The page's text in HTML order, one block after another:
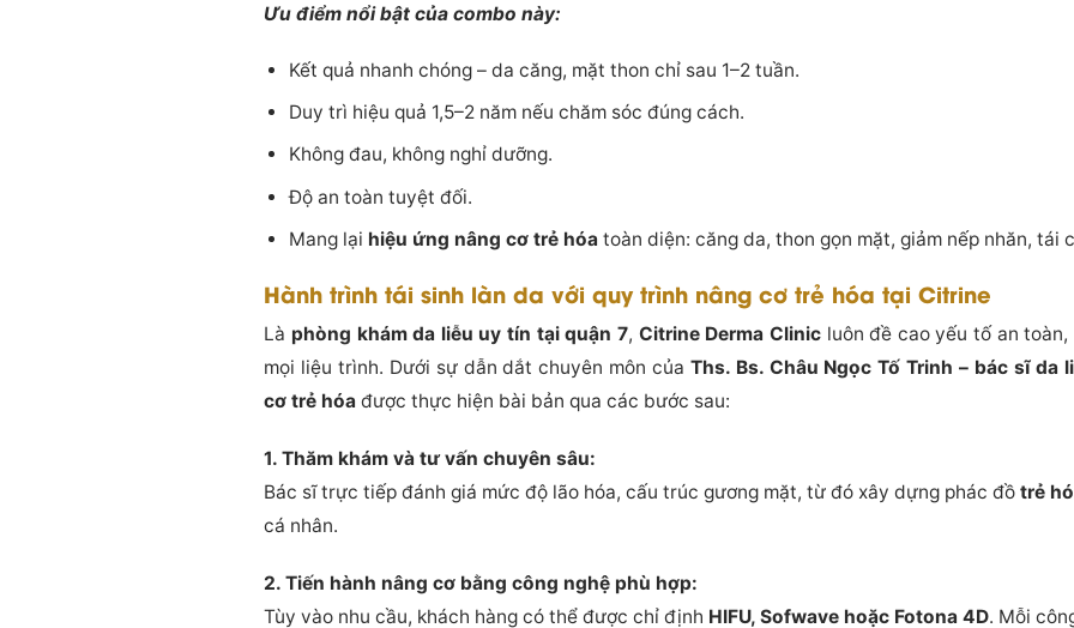
Ưu điểm nổi bật của combo này:
Kết quả nhanh chóng – da căng, mặt thon chỉ sau 1–2 tuần.
Duy trì hiệu quả 1,5–2 năm nếu chăm sóc đúng cách.
Không đau, không nghỉ dưỡng.
Độ an toàn tuyệt đối.
Mang lại hiệu ứng nâng cơ trẻ hóa toàn diện: căng da, thon gọn mặt, giảm nếp nhăn, tái
Hành trình tái sinh làn da với quy trình nâng cơ trẻ hóa tại Citrine
Là phòng khám da liễu uy tín tại quận 7, Citrine Derma Clinicluôn đề cao yếu tố an toàn,
mọi liệu trình. Dưới sự dẫn dắt chuyên môn của Ths. Bs. Châu Ngọc Tố Trinh – bác sĩ da
cơ trẻ hóa được thực hiện bài bản qua các bước sau:
1. Thăm khám và tư vấn chuyên sâu:
Bác sĩ trực tiếp đánh giá mức độ lão hóa, cấu trúc gương mặt, từ đó xây dựng phác đồtrẻ
cá nhân.
2. Tiến hành nâng cơ bằng công nghệ phù hợp:
Tùy vào nhu cầu, khách hàng có thể được chỉ định HIFU, Sofwave hoặc Fotona 4D. Mỗi